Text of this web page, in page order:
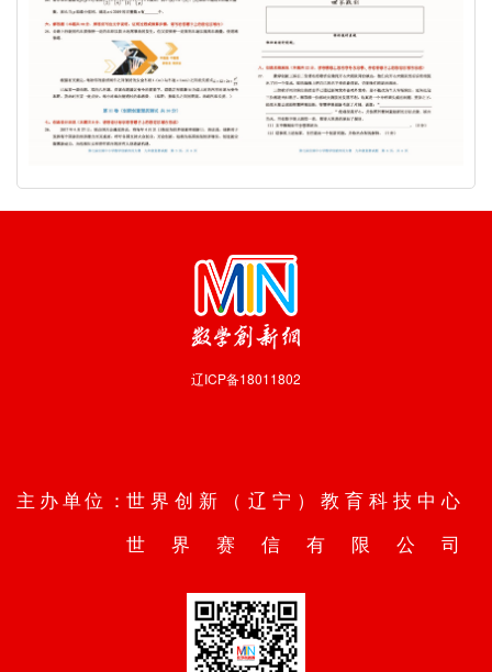
辽ICP备18011802
主办单位： 世界创新（辽宁）教育科技中心
世界赛信有限公司